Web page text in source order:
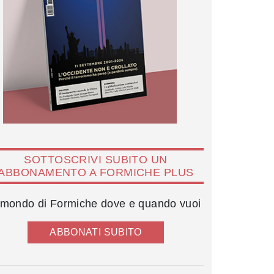
SOTTOSCRIVI SUBITO UN
A FORMICHE PLUS
di Formiche dove e quando vuoi
ABBONATI SUBITO